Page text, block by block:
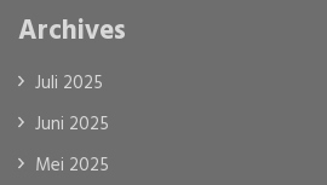
Archives
Juli 2025
Juni 2025
Mei 2025